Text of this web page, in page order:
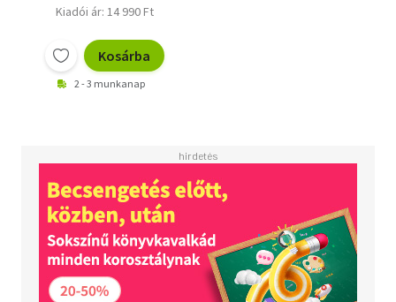
Kiadói ár: 14 990 Ft
Kosárba
2 - 3 munkanap